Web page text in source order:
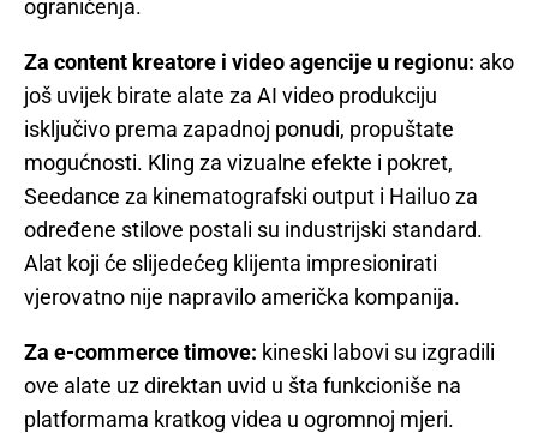
ograničenja.
Za content kreatore i video agencije u regionu: ako
još uvijek birate alate za AI video produkciju
isključivo prema zapadnoj ponudi, propuštate
mogućnosti. Kling za vizualne efekte i pokret,
Seedance za kinematografski output i Hailuo za
određene stilove postali su industrijski standard.
Alat koji će slijedećeg klijenta impresionirati
vjerovatno nije napravilo američka kompanija.
Za e-commerce timove: kineski labovi su izgradili
ove alate uz direktan uvid u šta funkcioniše na
platformama kratkog videa u ogromnoj mjeri.